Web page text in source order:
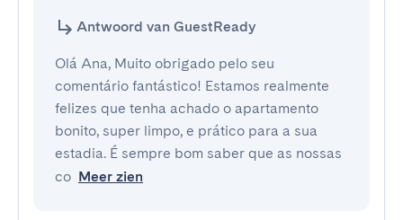
Antwoord van GuestReady
Olá Ana, Muito obrigado pelo seu
comentário fantástico! Estamos realmente
felizes que tenha achado o apartamento
bonito, super limpo, e prático para a sua
estadia. É sempre bom saber que as nossas
co Meer zien